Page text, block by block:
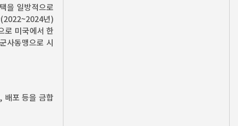
을 일방적으로
년)
로 미국에서 한
사동맹으로 시
포 등을 금합